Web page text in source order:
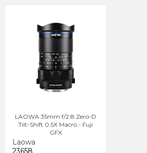
LAOWA 35mm f/2.8 Zero-D
Tilt-Shift 0.5X Macro - Fuji
GFX
Laowa
23658